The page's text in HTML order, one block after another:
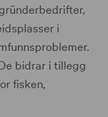
i
bidrar i tillegg
fisken,